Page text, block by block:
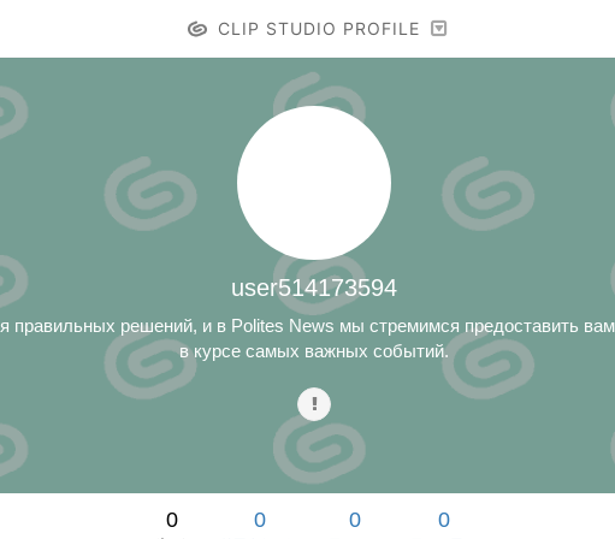
CLIP STUDIO PROFILE
user514173594
решений, и в Polites News мы стремимся предоставить
в курсе самых важных событий.
0 0 0 0